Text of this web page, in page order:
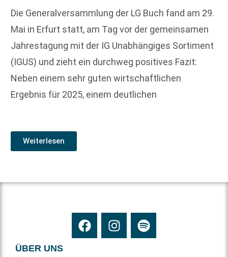
Die Generalversammlung der LG Buch fand am 29.
Mai in Erfurt statt, am Tag vor der gemeinsamen
Jahrestagung mit der IG Unabhängiges Sortiment
(IGUS) und zieht ein durchweg positives Fazit:
Neben einem sehr guten wirtschaftlichen
Ergebnis für 2025, einem deutlichen
Weiterlesen
ÜBER UNS